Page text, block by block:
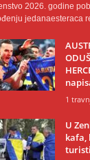
2026. godine
jedanaesteraca
1
U
kafa,